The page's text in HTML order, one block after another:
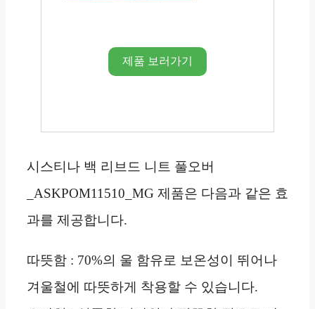
제품 보러가기
시스티나 백 리브드 니트 풀오버
_ASKPOM11510_MG 제품은 다음과 같은 효
과를 제공합니다.
따뜻함 : 70%의 울 함유로 보온성이 뛰어나
겨울철에 따뜻하게 착용할 수 있습니다.